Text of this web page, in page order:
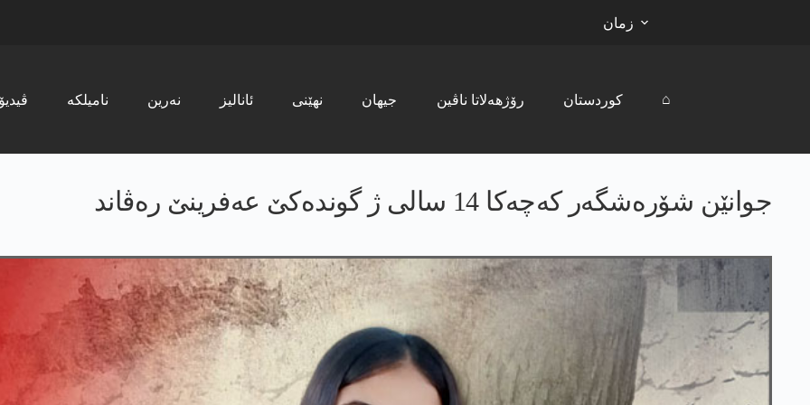
زمان
ڤیدیۆ نامیلکە نەرین ئانالیز نھێنی جیھان رۆژھەلاتا ناڤین کوردستان ⌂
جوانێن شۆرەشگەر كه‌چه‌كا 14 سالی ژ گوندەکێ عەفرینێ رەڤاند